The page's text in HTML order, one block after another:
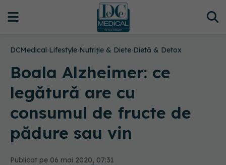
DCMedical›Lifestyle›Nutriție & Diete›Dietă & Detox
Boala Alzheimer: ce
legătură are cu
consumul de fructe de
pădure sau vin
Publicat pe 06 mai 2020, 07:31